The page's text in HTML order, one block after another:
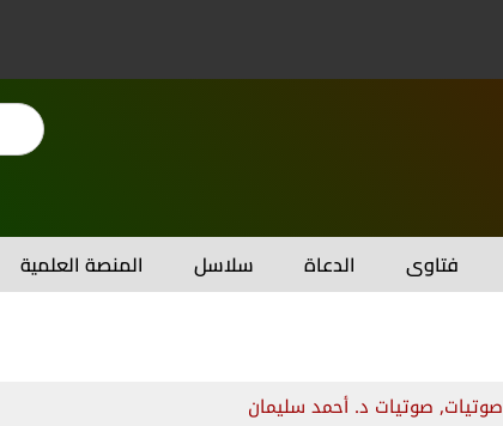
فتاوى الدعاة سلاسل المنصة العلمية
صوتيات, صوتيات د. أحمد سليمان